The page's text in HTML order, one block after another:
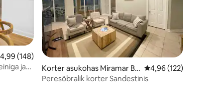
hinnang 4,99/5, 148 hinnangut
4,99 (148)
ja
Korter asukohas Miramar Be
ach
Keskmine hinnang
4,96 (122)
Peresõbralik korter Sandestinis